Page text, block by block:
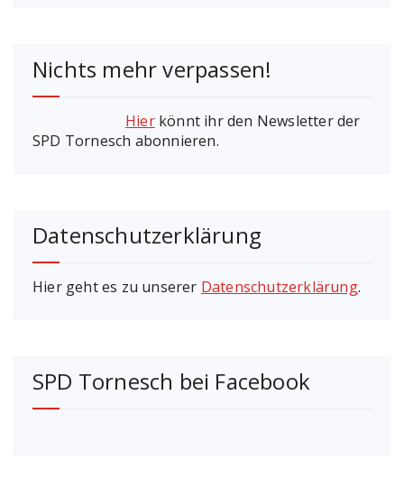
Nichts mehr verpassen!
Hierkönnt ihr den Newsletter der
SPD Tornesch abonnieren.
Datenschutzerklärung
Hier geht es zu unserer Datenschutzerklärung.
SPD Tornesch bei Facebook